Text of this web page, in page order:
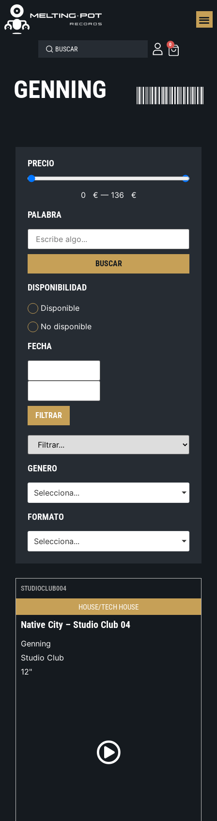
0
GENNING
PRECIO
0 € — 136 €
PALABRA
BUSCAR
DISPONIBILIDAD
Disponible
No disponible
FECHA
FILTRAR
GENERO
Selecciona...
FORMATO
Selecciona...
STUDIOCLUB004
HOUSE/TECH HOUSE
Native City – Studio Club 04
Genning
Studio Club
12"